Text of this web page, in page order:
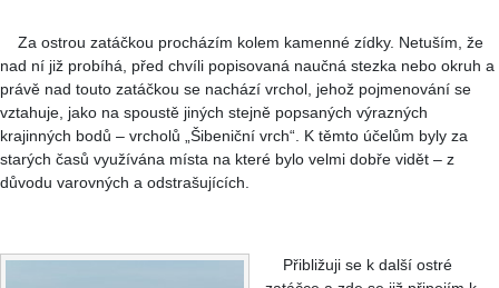
Za ostrou zatáčkou procházím kolem kamenné zídky. Netuším, že
nad ní již probíhá, před chvíli popisovaná naučná stezka nebo okruh a
právě nad touto zatáčkou se nachází vrchol, jehož pojmenování se
vztahuje, jako na spoustě jiných stejně popsaných výrazných
krajinných bodů – vrcholů „Šibeniční vrch“. K těmto účelům byly za
starých časů využívána místa na které bylo velmi dobře vidět – z
důvodu varovných a odstrašujících.
Přibližuji se k další ostré